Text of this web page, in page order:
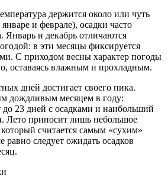
держится около или чуть
и феврале), осадки часто
Январь и декабрь отличаются
в эти месяцы фиксируется
С приходом весны характер погоды
оставаясь влажным и прохладным.
дней достигает своего пика.
дождливым месяцем в году:
до 23 дней с осадками и наибольший
Лето приносит лишь небольшое
считается самым «сухим»
равно следует ожидать осадков